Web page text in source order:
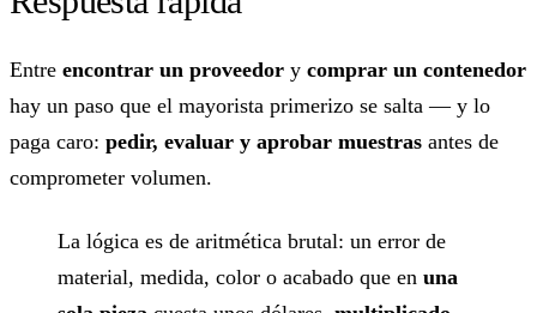
Entre encontrar un proveedor y comprar un contenedor
hay un paso que el mayorista primerizo se salta — y lo
paga caro: pedir, evaluar y aprobar muestras antes de
comprometer volumen.
La lógica es de aritmética brutal: un error de
material, medida, color o acabado que en una